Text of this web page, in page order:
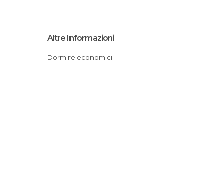
Altre Informazioni
Dormire economici